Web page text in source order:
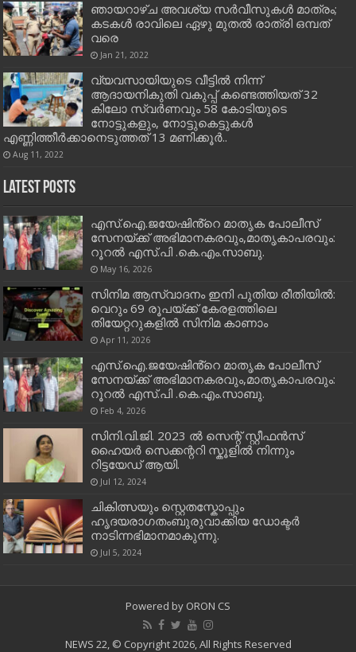
ഞായറാഴ്ച അവശ്യ സർവീസുകൾ മാത്രം;
കടകൾ രാവിലെ ഏഴു മുതൽ രാത്രി ഒമ്പത്
വരെ
Jan 21, 2022
വ്യവസായിയുടെ വീട്ടില്‍ നിന്ന്
ആദായനികുതി വകുപ്പ് കണ്ടെത്തിയത് 32
കിലോ സ്വര്‍ണവും 58 കോടിയുടെ
നോട്ടുകളും, നോട്ടുകെട്ടുകൾ
എണ്ണിത്തീര്‍ക്കാനെടുത്തത് 13 മണിക്കൂര്‍..
Aug 11, 2022
Latest Posts
എസ്.ഐ.ജയേഷിൻ്റെ മാതൃക പോലീസ്
സേനയ്ക്ക് അഭിമാനകരവും,മാതൃകാപരവും:
റൂറൽ എസ്.പി .കെ.എം.സാബു.
May 16, 2026
സിനിമ ആസ്വാദനം ഇനി പുതിയ രീതിയിൽ:
വെറും 69 രൂപയ്ക്ക് കേരളത്തിലെ
തിയേറ്ററുകളിൽ സിനിമ കാണാം
Apr 11, 2026
എസ്.ഐ.ജയേഷിൻ്റെ മാതൃക പോലീസ്
സേനയ്ക്ക് അഭിമാനകരവും,മാതൃകാപരവും:
റൂറൽ എസ്.പി .കെ.എം.സാബു.
Feb 4, 2026
സിനി.വി.ജി. 2023 ൽ സെന്റ് സ്റ്റീഫൻസ്
ഹൈയർ സെക്കന്ററി സ്കൂളിൽ നിന്നും
റിട്ടയേഡ് ആയി.
Jul 12, 2024
ചികിത്സയും സ്റ്റെതസ്കോപ്പും
ഹൃദയരാഗതംബുരുവാക്കിയ ഡോക്ടർ
നാടിന്നഭിമാനമാകുന്നു.
Jul 5, 2024
Powered by ORON CS
NEWS 22, © Copyright 2026, All Rights Reserved